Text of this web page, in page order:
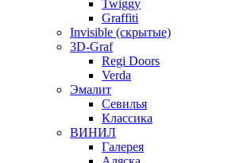
Twiggy
Graffiti
Invisible (скрытые)
3D-Graf
Regi Doors
Verda
Эмалит
Севилья
Классика
ВИНИЛ
Галерея